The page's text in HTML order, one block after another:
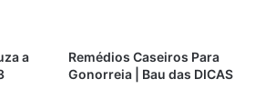
a
Remédios Caseiros Para
Gonorreia | Bau das DICAS